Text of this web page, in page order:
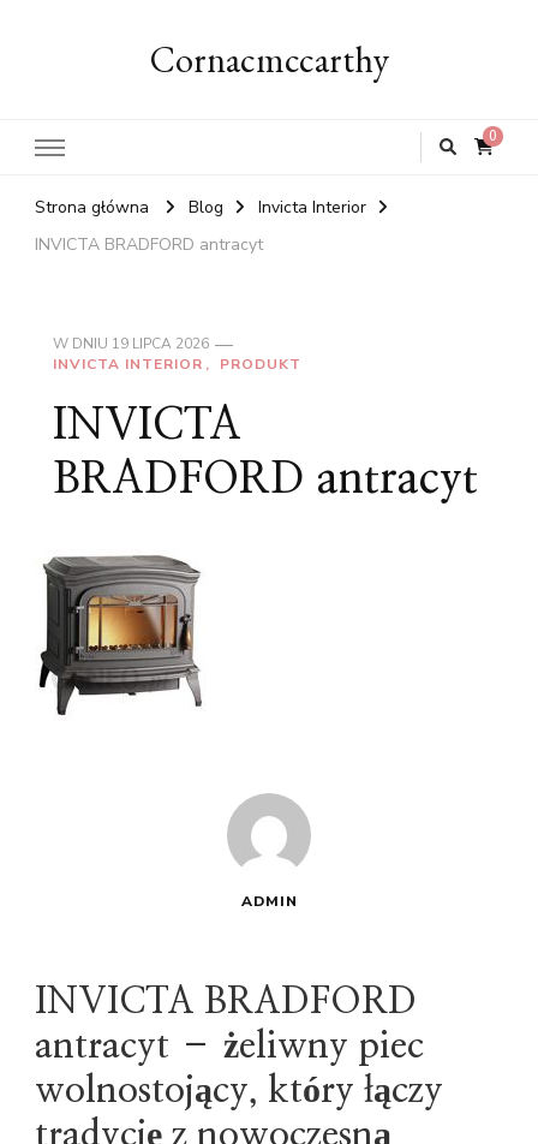
Cornacmccarthy
0
Strona główna Blog
Invicta Interior
INVICTA BRADFORD antracyt
W DNIU 19 LIPCA 2026
INVICTA INTERIOR
PRODUKT
INVICTA
BRADFORD antracyt
ADMIN
INVICTA BRADFORD
antracyt – żeliwny piec
wolnostojący, który łączy
tradycję z nowoczesną